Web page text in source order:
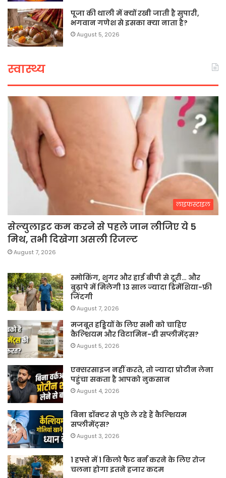
पूजा की थाली में क्यों रखी जाती है सुपारी,
भगवान गणेश से इसका क्या नाता है?
August 5, 2026
स्वास्थ्य
लाइफस्टाइल
सेल्युलाइट कम करने से पहले जान लीजिए ये 5
मिथ, तभी दिखेगा असली रिजल्ट
August 7, 2026
स्मोकिंग, शुगर और हाई बीपी से दूरी… और
बुढ़ापे में मिलेगी 13 साल ज्यादा डिमेंशिया-फ्री
जिंदगी
August 7, 2026
मजबूत हड्डियों के लिए सभी को चाहिए
कैल्शियम और विटामिन-डी सप्लीमेंट्स?
August 5, 2026
एक्सरसाइज नहीं करते, तो ज्यादा प्रोटीन लेना
पहुंचा सकता है आपको नुकसान
August 4, 2026
बिना डॉक्टर से पूछे ले रहे हैं कैल्शियम
सप्लीमेंट्स?
August 3, 2026
1 हफ्ते में 1 किलो फैट बर्न करने के लिए रोज
चलना होगा इतने हजार कदम